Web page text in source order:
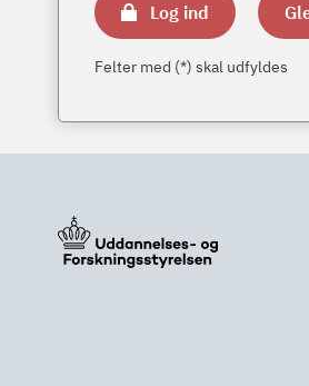
Log ind
Felter med (*) skal udfyldes